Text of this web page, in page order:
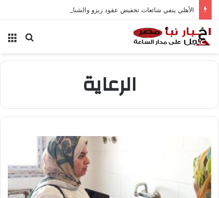
الأهلي ينفي شائعات تخفيض عقود زيزو والشناوي
بحث
الرعاية